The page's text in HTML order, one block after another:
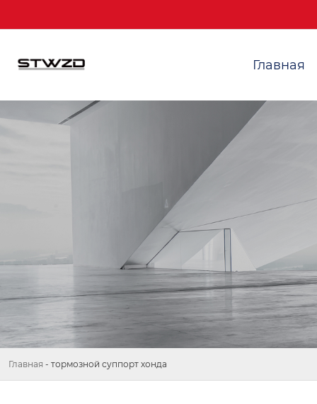
Главная
Главная - тормозной суппорт хонда